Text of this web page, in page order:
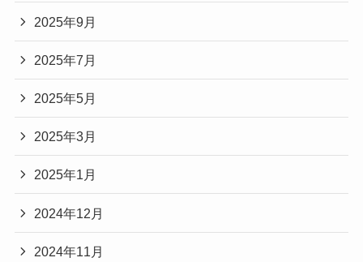
2025年9月
2025年7月
2025年5月
2025年3月
2025年1月
2024年12月
2024年11月